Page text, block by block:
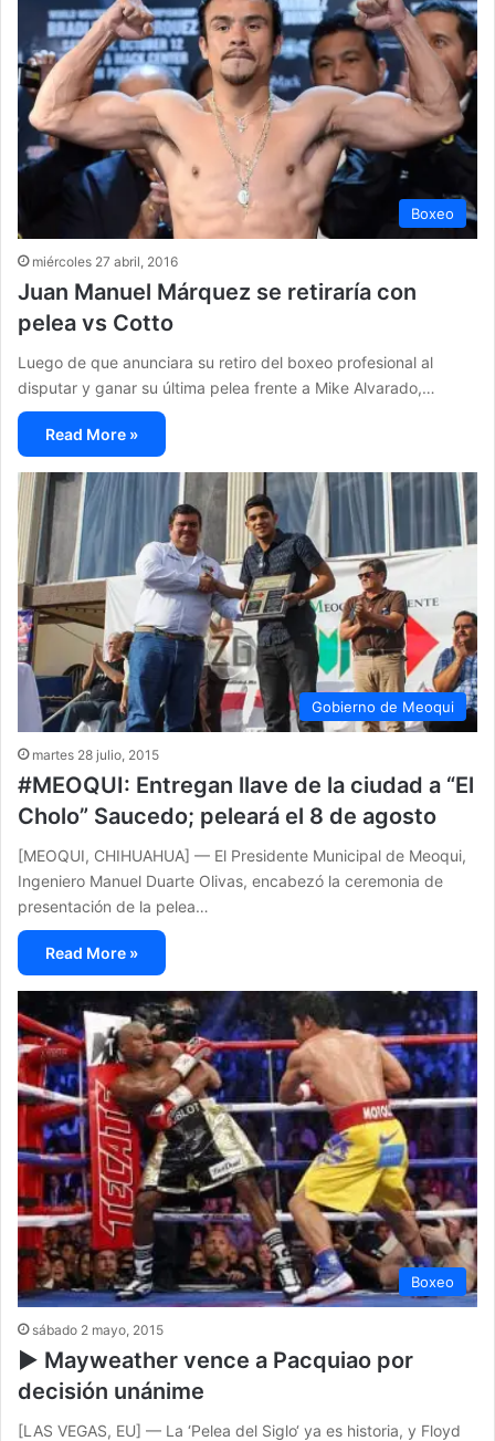
Boxeo
miércoles 27 abril, 2016
Juan Manuel Márquez se retiraría con
pelea vs Cotto
Luego de que anunciara su retiro del boxeo profesional al
disputar y ganar su última pelea frente a Mike Alvarado,…
Read More »
Gobierno de Meoqui
martes 28 julio, 2015
#MEOQUI: Entregan llave de la ciudad a “El
Cholo” Saucedo; peleará el 8 de agosto
[MEOQUI, CHIHUAHUA] — El Presidente Municipal de Meoqui,
Ingeniero Manuel Duarte Olivas, encabezó la ceremonia de
presentación de la pelea…
Read More »
Boxeo
sábado 2 mayo, 2015
▶ Mayweather vence a Pacquiao por
decisión unánime
[LAS VEGAS, EU] — La ‘Pelea del Siglo‘ ya es historia, y Floyd